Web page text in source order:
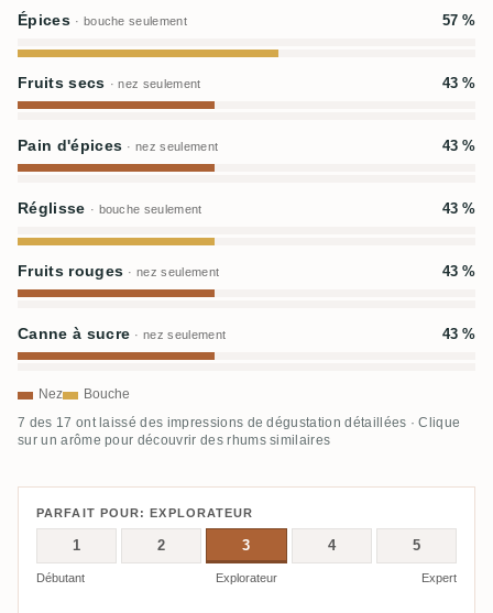
Épices · bouche seulement 57 %
Fruits secs · nez seulement 43 %
Pain d'épices · nez seulement 43 %
Réglisse · bouche seulement 43 %
Fruits rouges · nez seulement 43 %
Canne à sucre · nez seulement 43 %
Nez Bouche
7 des 17 ont laissé des impressions de dégustation détaillées · Clique
sur un arôme pour découvrir des rhums similaires
PARFAIT POUR: EXPLORATEUR
1 2 3 4 5
Débutant Explorateur Expert